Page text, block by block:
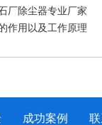
厂除尘器专业厂家
作用以及工作原理
成功案例